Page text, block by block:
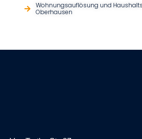
Wohnungsauflösung und
Oberhausen